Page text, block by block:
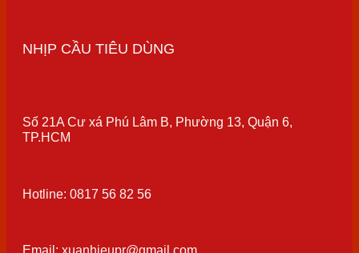
NHỊP CẦU TIÊU DÙNG
Số 21A Cư xá Phú Lâm B, Phường 13, Quận 6,
TP.HCM
Hotline: 0817 56 82 56
Email: xuanhieupr@gmail.com